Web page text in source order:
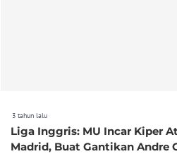
3 tahun lalu
Liga Inggris: MU Incar Kiper
Madrid, Buat Gantikan Andre